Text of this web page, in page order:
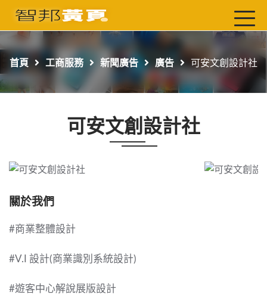
首頁
最新店家
吃喝玩樂
玩樂導航主題行程
一頁式黃頁
聯絡我們
首頁 工商服務 新聞廣告 廣告 可安文創設計社
可安文創設計社
關於我們
#商業整體設計
#V.I 設計(商業識別系統設計)
#遊客中心解說展版設計